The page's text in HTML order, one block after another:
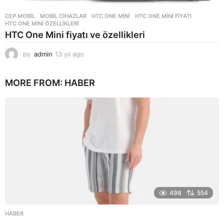
CEP MOBIL ,MOBIL CIHAZLAR HTC ONE MINI ,HTC ONE MINI FIYATI
HTC ONE MINI ÖZELLIKLERI
HTC One Mini fiyatı ve özellikleri
by admin 13 yıl ago
ı
a
g
MORE FROM: HABER
498 554
HABER